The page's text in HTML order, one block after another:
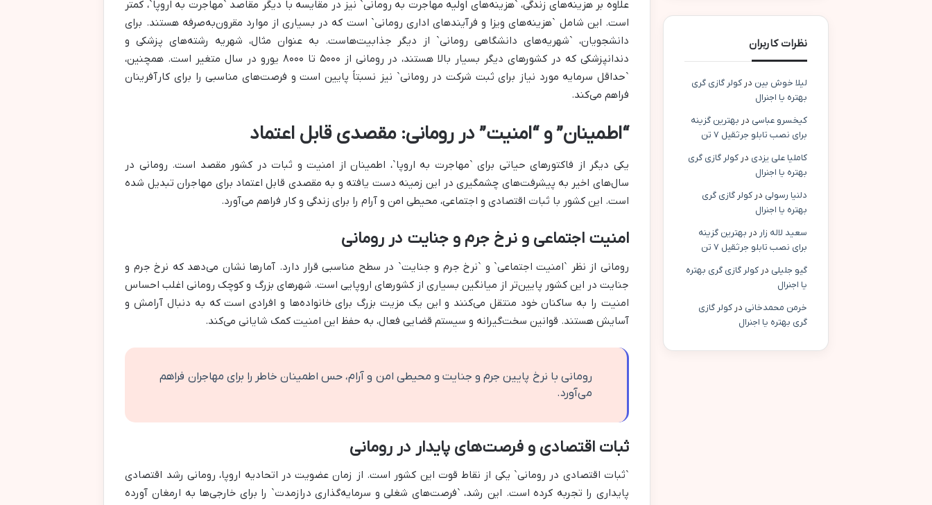
علاوه بر هزینه‌های زندگی، `هزینه‌های اولیه مهاجرت به رومانی` نیز در مقایسه با دیگر مقاصد `مهاجرت به اروپا`، کمتر
است. این شامل `هزینه‌های ویزا و فرآیندهای اداری رومانی` است که در بسیاری از موارد مقرون‌به‌صرفه هستند. برای
دانشجویان، `شهریه‌های دانشگاهی رومانی` از دیگر جذابیت‌هاست. به عنوان مثال، شهریه رشته‌های پزشکی و
دندانپزشکی که در کشورهای دیگر بسیار بالا هستند، در رومانی از ۵۰۰۰ تا ۸۰۰۰ یورو در سال متغیر است. همچنین،
`حداقل سرمایه مورد نیاز برای ثبت شرکت در رومانی` نیز نسبتاً پایین است و فرصت‌های مناسبی را برای کارآفرینان
فراهم می‌کند.
“اطمینان” و “امنیت” در رومانی: مقصدی قابل اعتماد
یکی دیگر از فاکتورهای حیاتی برای `مهاجرت به اروپا`، اطمینان از امنیت و ثبات در کشور مقصد است. رومانی در
سال‌های اخیر به پیشرفت‌های چشمگیری در این زمینه دست یافته و به مقصدی قابل اعتماد برای مهاجران تبدیل شده
است. این کشور با ثبات اقتصادی و اجتماعی، محیطی امن و آرام را برای زندگی و کار فراهم می‌آورد.
امنیت اجتماعی و نرخ جرم و جنایت در رومانی
رومانی از نظر `امنیت اجتماعی` و `نرخ جرم و جنایت` در سطح مناسبی قرار دارد. آمارها نشان می‌دهد که نرخ جرم و
جنایت در این کشور پایین‌تر از میانگین بسیاری از کشورهای اروپایی است. شهرهای بزرگ و کوچک رومانی اغلب احساس
امنیت را به ساکنان خود منتقل می‌کنند و این یک مزیت بزرگ برای خانواده‌ها و افرادی است که به دنبال آرامش و
آسایش هستند. قوانین سخت‌گیرانه و سیستم قضایی فعال، به حفظ این امنیت کمک شایانی می‌کند.
رومانی با نرخ پایین جرم و جنایت و محیطی امن و آرام، حس اطمینان خاطر را برای مهاجران فراهم
می‌آورد.
ثبات اقتصادی و فرصت‌های پایدار در رومانی
`ثبات اقتصادی در رومانی` یکی از نقاط قوت این کشور است. از زمان عضویت در اتحادیه اروپا، رومانی رشد اقتصادی
پایداری را تجربه کرده است. این رشد، `فرصت‌های شغلی و سرمایه‌گذاری درازمدت` را برای خارجی‌ها به ارمغان آورده
نظرات کاربران
لیلا خوش بین درکولر گازی گری
بهتره یا اجنرال
کیخسرو عباسی در بهترین گزینه
برای نصب تابلو جرثقیل ۷ تن
کاملیا علی یزدی درکولر گازی گری
بهتره یا اجنرال
دلنیا رسولی درکولر گازی گری
بهتره یا اجنرال
سعید لاله زار در بهترین گزینه
برای نصب تابلو جرثقیل ۷ تن
گیو جلیلی درکولر گازی گری بهتره
یا اجنرال
خرمن محمدخانی درکولر گازی
گری بهتره یا اجنرال